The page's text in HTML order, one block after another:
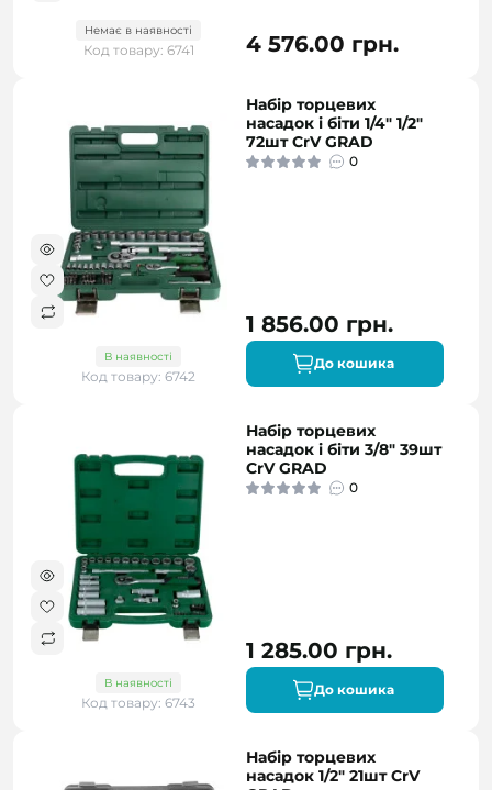
Немає в наявності
Код товару: 6741 4 576.00 грн.
В наявності
Код товару: 6742
Набір торцевих
насадок і біти 1/4" 1/2"
72шт CrV GRAD
0
1 856.00 грн.
До кошика
В наявності
Код товару: 6743
Набір торцевих
насадок і біти 3/8" 39шт
CrV GRAD
0
1 285.00 грн.
До кошика
Набір торцевих
насадок 1/2" 21шт CrV